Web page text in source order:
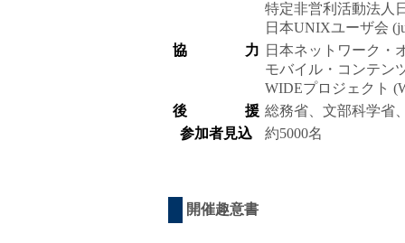
特定非営利活動法人
日本UNIXユーザ会
協 力 日本ネットワーク・
モバイル・コンテン
WIDEプロジェクト
後 援 総務省、文部科学省
参加者見込
約5000名
開催趣意書